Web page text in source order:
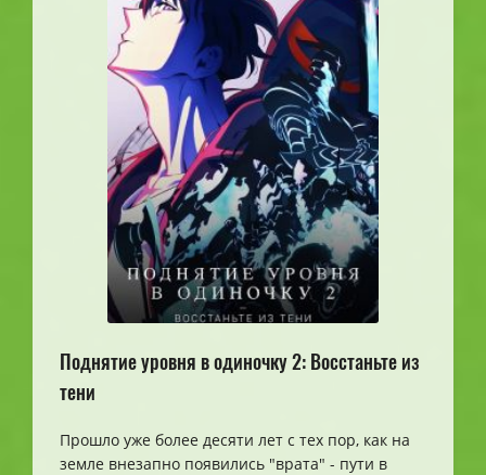
Поднятие уровня в одиночку 2: Восстаньте из
тени
Прошло уже более десяти лет с тех пор, как на
земле внезапно появились "врата" - пути в